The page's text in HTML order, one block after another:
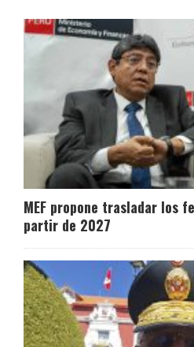
MEF propone trasladar los
partir de 2027